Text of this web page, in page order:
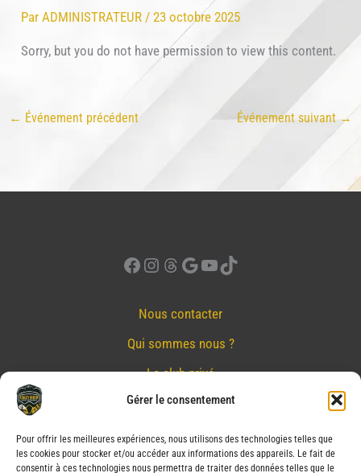
Gérer le consentement
Pour offrir les meilleures expériences, nous utilisons des technologies telles que
les cookies pour stocker et/ou accéder aux informations des appareils. Le fait de
consentir à ces technologies nous permettra de traiter des données telles que le
ParADMINISTRATEUR /23 octobre 2025
Sorry, but you do not have permission to view this content.
← Événement précédent Événement suivant →
Facebook
Instagram
Threads
Google
YouTube
TikTok
Nous contacter
Qui sommes nous ?
Le club privé
Réserver
Nos partenaires
Mentions Légales